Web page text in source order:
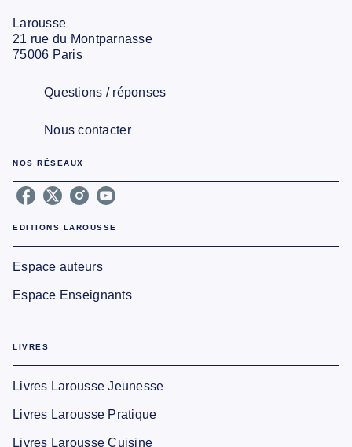
Larousse
21 rue du Montparnasse
75006 Paris
Questions / réponses
Nous contacter
NOS RÉSEAUX
EDITIONS LAROUSSE
Espace auteurs
Espace Enseignants
LIVRES
Livres Larousse Jeunesse
Livres Larousse Pratique
Livres Larousse Cuisine